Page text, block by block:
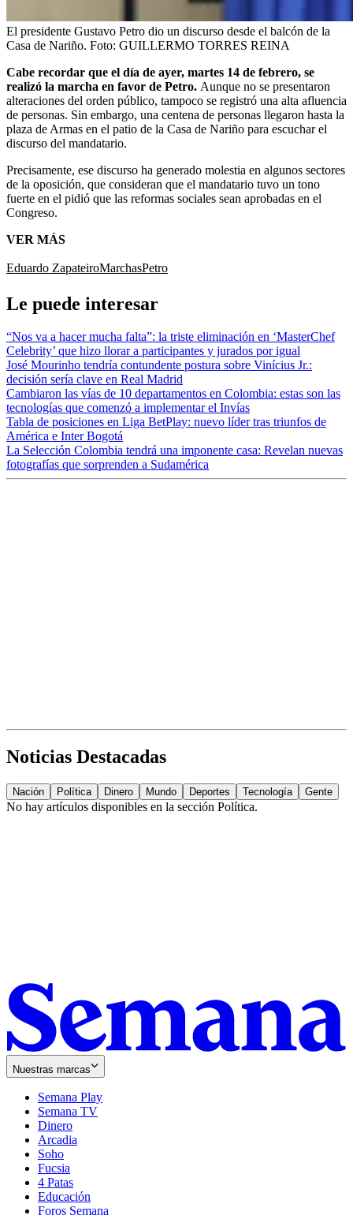
El presidente Gustavo Petro dio un discurso desde el balcón de la
Casa de Nariño. Foto: GUILLERMO TORRES REINA
Cabe recordar que el día de ayer, martes 14 de febrero, se
realizó la marcha en favor de Petro. Aunque no se presentaron
alteraciones del orden público, tampoco se registró una alta afluencia
de personas. Sin embargo, una centena de personas llegaron hasta la
plaza de Armas en el patio de la Casa de Nariño para escuchar el
discurso del mandatario.
Precisamente, ese discurso ha generado molestia en algunos sectores
de la oposición, que consideran que el mandatario tuvo un tono
fuerte en el pidió que las reformas sociales sean aprobadas en el
Congreso.
VER MÁS
Eduardo ZapateiroMarchasPetro
Le puede interesar
“Nos va a hacer mucha falta”: la triste eliminación en ‘MasterChef
Celebrity’ que hizo llorar a participantes y jurados por igual
José Mourinho tendría contundente postura sobre Vinícius Jr.:
decisión sería clave en Real Madrid
Cambiaron las vías de 10 departamentos en Colombia: estas son las
tecnologías que comenzó a implementar el Invías
Tabla de posiciones en Liga BetPlay: nuevo líder tras triunfos de
América e Inter Bogotá
La Selección Colombia tendrá una imponente casa: Revelan nuevas
fotografías que sorprenden a Sudamérica
Noticias Destacadas
Nación Política Dinero Mundo Deportes Tecnología Gente
No hay artículos disponibles en la sección Política.
Nuestras marcas
Semana Play
Semana TV
Dinero
Arcadia
Soho
in
new
window
Fucsia
in
new
window
4 Patas
Educación
Foros Semana